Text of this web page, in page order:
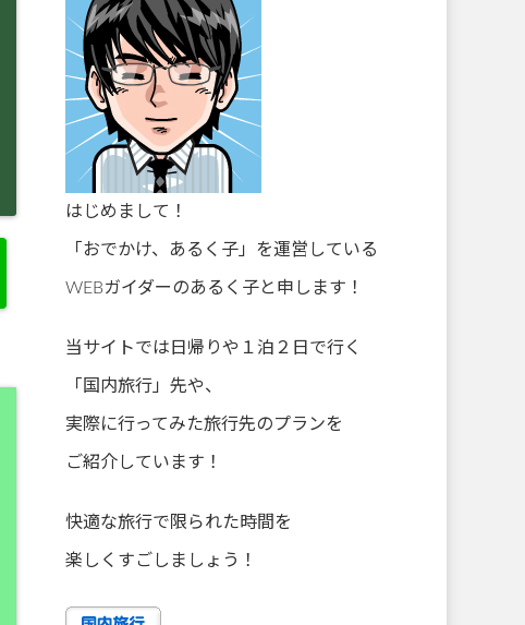
はじめまして！
「おでかけ、あるく子」を運営している
WEBガイダーのあるく子と申します！
当サイトでは日帰りや１泊２日で行く
「国内旅行」先や、
実際に行ってみた旅行先のプランを
ご紹介しています！
快適な旅行で限られた時間を
楽しくすごしましょう！